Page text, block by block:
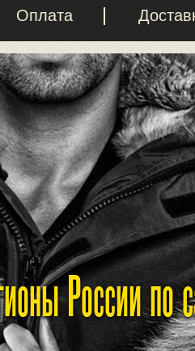
Оплата
России